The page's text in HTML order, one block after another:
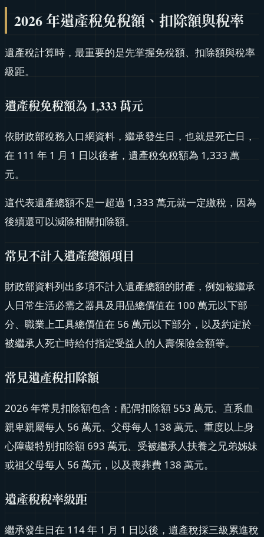
2026 年遺產稅免稅額、扣除額與稅率
遺產稅計算時，最重要的是先掌握免稅額、扣除額與稅率
級距。
遺產稅免稅額為 1,333 萬元
依財政部稅務入口網資料，繼承發生日，也就是死亡日，
在 111 年 1 月 1 日以後者，遺產稅免稅額為 1,333 萬
元。
這代表遺產總額不是一超過 1,333 萬元就一定繳稅，因為
後續還可以減除相關扣除額。
常見不計入遺產總額項目
財政部資料列出多項不計入遺產總額的財產，例如被繼承
人日常生活必需之器具及用品總價值在 100 萬元以下部
分、職業上工具總價值在 56 萬元以下部分，以及約定於
被繼承人死亡時給付指定受益人的人壽保險金額等。
常見遺產稅扣除額
2026 年常見扣除額包含：配偶扣除額 553 萬元、直系血
親卑親屬每人 56 萬元、父母每人 138 萬元、重度以上身
心障礙特別扣除額 693 萬元、受被繼承人扶養之兄弟姊妹
或祖父母每人 56 萬元，以及喪葬費 138 萬元。
遺產稅稅率級距
繼承發生日在 114 年 1 月 1 日以後，遺產稅採三級累進稅